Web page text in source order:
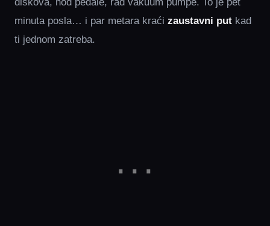
diskova, hod pedale, rad vakuum pumpe. To je pet
minuta posla… i par metara kraći zaustavni put kad
ti jednom zatreba.